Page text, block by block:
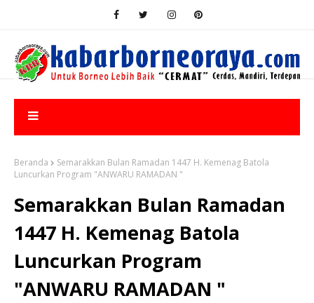
Beranda
Semarakkan Bulan Ramadan 1447 H. Kemenag Batola
Luncurkan Program "ANWARU RAMADAN "
Semarakkan Bulan Ramadan
1447 H. Kemenag Batola
Luncurkan Program
"ANWARU RAMADAN "